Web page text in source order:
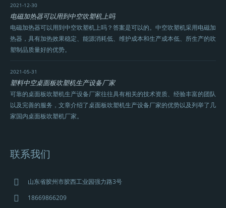
2021-12-30
电磁加热器可以用到中空吹塑机上吗
电磁加热器可以用到中空吹塑机上吗？答案是可以的。中空吹塑机采用电磁加
热器，具有加热效果稳定、能源消耗低、维护成本和生产成本低、所生产的吹
塑制品质量好的优势。
2021-05-31
塑料中空桌面板吹塑机生产设备厂家
可靠的桌面板吹塑机生产设备厂家往往具有相关的技术资质、经验丰富的团队
以及完善的服务，文章介绍了桌面板吹塑机生产设备厂家的优势以及列举了几
家国内桌面板吹塑机厂家。
联系我们
山东省胶州市胶西工业园强力路3号
18669866209